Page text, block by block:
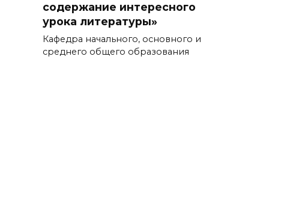
содержание интересного
урока литературы»
Кафедра начального, основного и
среднего общего образования